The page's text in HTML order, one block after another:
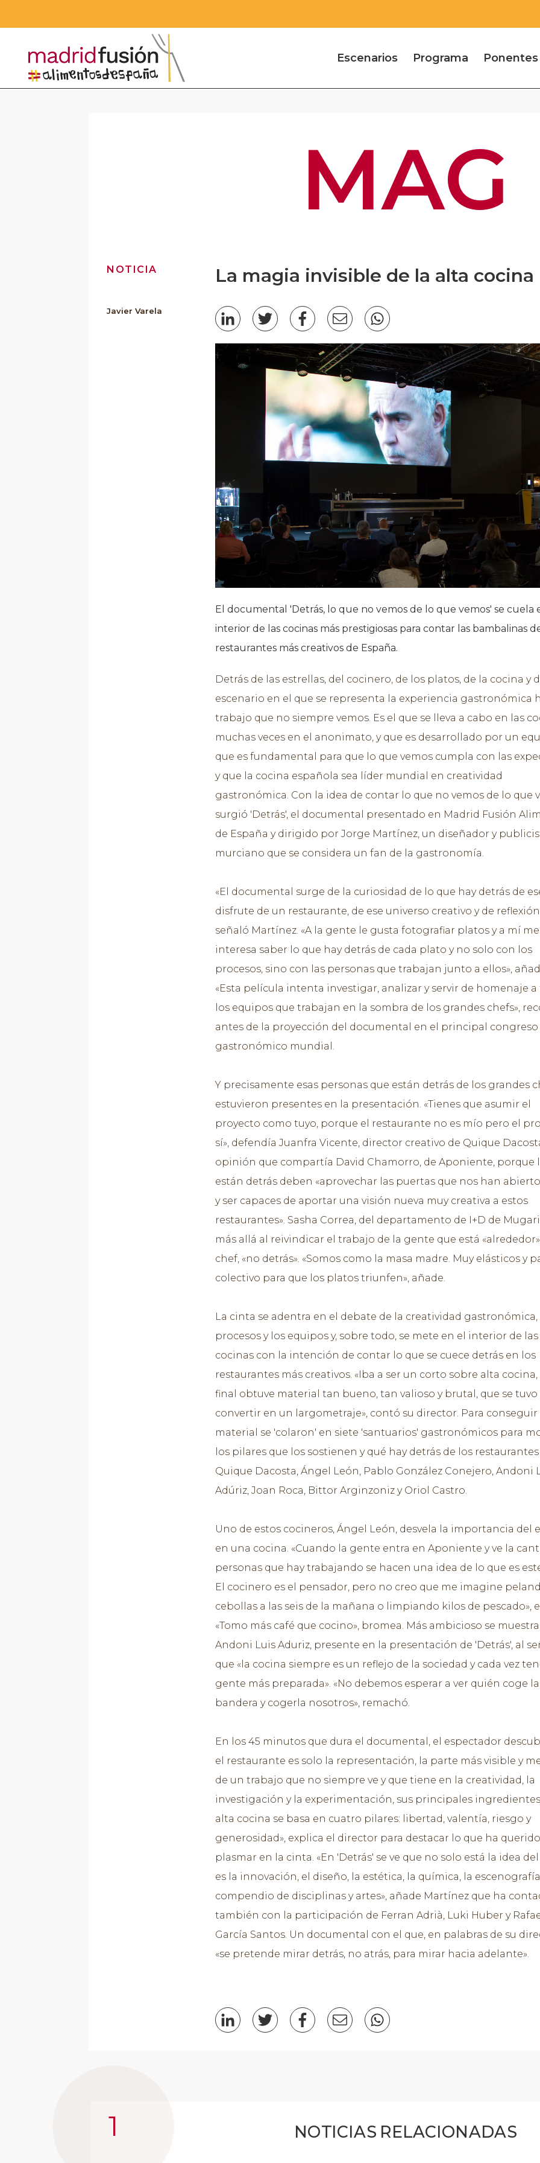
Escenarios Programa Ponentes
MAG
NOTICIA La magia invisible de la alta cocina
Javier Varela
El documental 'Detrás, lo que no vemos de lo que vemos' se cuela
interior de las cocinas más prestigiosas para contar las bambalinas
restaurantes más creativos de España.
Detrás de las estrellas, del cocinero, de los platos, de la cocina y
escenario en el que se representa la experiencia gastronómica
trabajo que no siempre vemos. Es el que se lleva a cabo en las
muchas veces en el anonimato, y que es desarrollado por un
que es fundamental para que lo que vemos cumpla con las
y que la cocina española sea líder mundial en creatividad
gastronómica. Con la idea de contar lo que no vemos de lo que
surgió 'Detrás', el documental presentado en Madrid Fusión
de España y dirigido por Jorge Martínez, un diseñador y
murciano que se considera un fan de la gastronomía.
«El documental surge de la curiosidad de lo que hay detrás de
disfrute de un restaurante, de ese universo creativo y de
señaló Martínez. «A la gente le gusta fotografiar platos y a mí me
interesa saber lo que hay detrás de cada plato y no solo con los
procesos, sino con las personas que trabajan junto a ellos»,
«Esta película intenta investigar, analizar y servir de homenaje
los equipos que trabajan en la sombra de los grandes chefs»,
antes de la proyección del documental en el principal congreso
gastronómico mundial.
Y precisamente esas personas que están detrás de los grandes
estuvieron presentes en la presentación. «Tienes que asumir el
proyecto como tuyo, porque el restaurante no es mío pero el
sí», defendía Juanfra Vicente, director creativo de Quique
opinión que compartía David Chamorro, de Aponiente, porque
están detrás deben «aprovechar las puertas que nos han
y ser capaces de aportar una visión nueva muy creativa a estos
restaurantes». Sasha Correa, del departamento de I+D de
más allá al reivindicar el trabajo de la gente que está «alrededor»
chef, «no detrás». «Somos como la masa madre. Muy elásticos y
colectivo para que los platos triunfen», añade.
La cinta se adentra en el debate de la creatividad gastronómica,
procesos y los equipos y, sobre todo, se mete en el interior de las
cocinas con la intención de contar lo que se cuece detrás en los
restaurantes más creativos. «Iba a ser un corto sobre alta cocina,
final obtuve material tan bueno, tan valioso y brutal, que se tuvo
convertir en un largometraje», contó su director. Para conseguir
material se 'colaron' en siete 'santuarios' gastronómicos para
los pilares que los sostienen y qué hay detrás de los
Quique Dacosta, Ángel León, Pablo González Conejero, Andoni
Adúriz, Joan Roca, Bittor Arginzoniz y Oriol Castro.
Uno de estos cocineros, Ángel León, desvela la importancia del
en una cocina. «Cuando la gente entra en Aponiente y ve la
personas que hay trabajando se hacen una idea de lo que es
El cocinero es el pensador, pero no creo que me imagine
cebollas a las seis de la mañana o limpiando kilos de pescado»,
«Tomo más café que cocino», bromea. Más ambicioso se muestra
Andoni Luis Aduriz, presente en la presentación de 'Detrás', al
que «la cocina siempre es un reflejo de la sociedad y cada vez
gente más preparada». «No debemos esperar a ver quién coge la
bandera y cogerla nosotros», remachó.
En los 45 minutos que dura el documental, el espectador
el restaurante es solo la representación, la parte más visible y
de un trabajo que no siempre ve y que tiene en la creatividad, la
investigación y la experimentación, sus principales
alta cocina se basa en cuatro pilares: libertad, valentía, riesgo y
generosidad», explica el director para destacar lo que ha querido
plasmar en la cinta. «En 'Detrás' se ve que no solo está la idea
es la innovación, el diseño, la estética, la química, la
compendio de disciplinas y artes», añade Martínez que ha
también con la participación de Ferran Adrià, Luki Huber y
García Santos. Un documental con el que, en palabras de su
«se pretende mirar detrás, no atrás, para mirar hacia adelante».
NOTICIAS RELACIONADAS